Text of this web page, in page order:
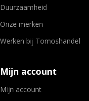
Duurzaamheid
Onze merken
Werken bij Tomoshandel
Mijn account
Mijn account